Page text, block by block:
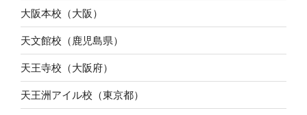
大阪本校（大阪）
天文館校（鹿児島県）
天王寺校（大阪府）
天王洲アイル校（東京都）